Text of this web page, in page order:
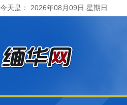
今天是： 2026年08月09日 星期日